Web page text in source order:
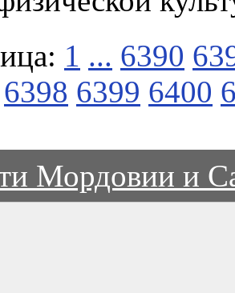
1 ... 6390
6398 6399 6400
Мордовии и